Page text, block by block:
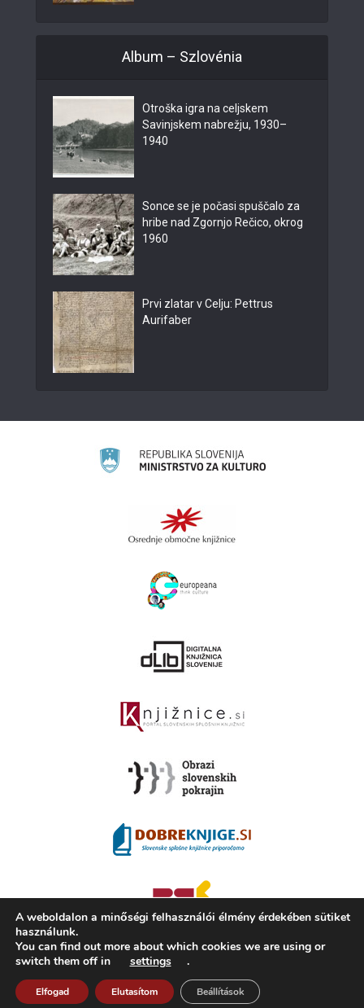
Album – Szlovénia
Otroška igra na celjskem
Savinjskem nabrežju, 1930–
1940
Sonce se je počasi spuščalo za
hribe nad Zgornjo Rečico, okrog
1960
Prvi zlatar v Celju: Pettrus
Aurifaber
2008 - 2026 ©KAMRA, Production: TrueCAD d.o.o.
A Kamra ismertetése Használati feltételek ISSN 2350-5559
A weboldalon a minőségi felhasználói élmény érdekében sütiket
használunk.
You can find out more about which cookies we are using or
switch them off in
settings .
Elfogad Elutasítom Beállítások